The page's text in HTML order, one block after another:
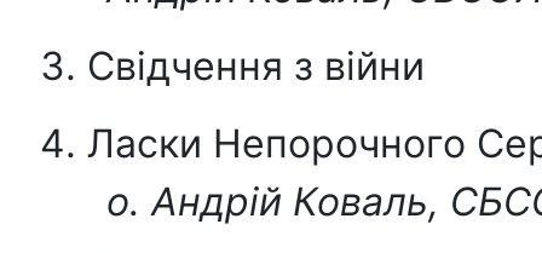
Свідчення з війни
Ласки Непорочного
о. Андрій Коваль,